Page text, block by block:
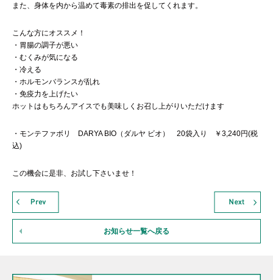
また、身体を内から温めて毒素の排出を促してくれます。
こんな方にオススメ！
・胃腸の調子が悪い
・むくみが気になる
・冷える
・ホルモンバランスが乱れ
・免疫力を上げたい
ホットはもちろんアイスでも美味しくお召し上がりいただけます
・モンテファボリ DARYA BIO（ダルヤ ビオ） 20袋入り ￥3,240円(税
込)
この機会に是非、お試し下さいませ！
お知らせ一覧へ戻る